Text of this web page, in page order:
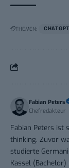
THEMEN: CHATGPT
Fabian Peters
Chefredakteur
Fabian Peters ist
thinking. Zuvor
studierte
Kassel